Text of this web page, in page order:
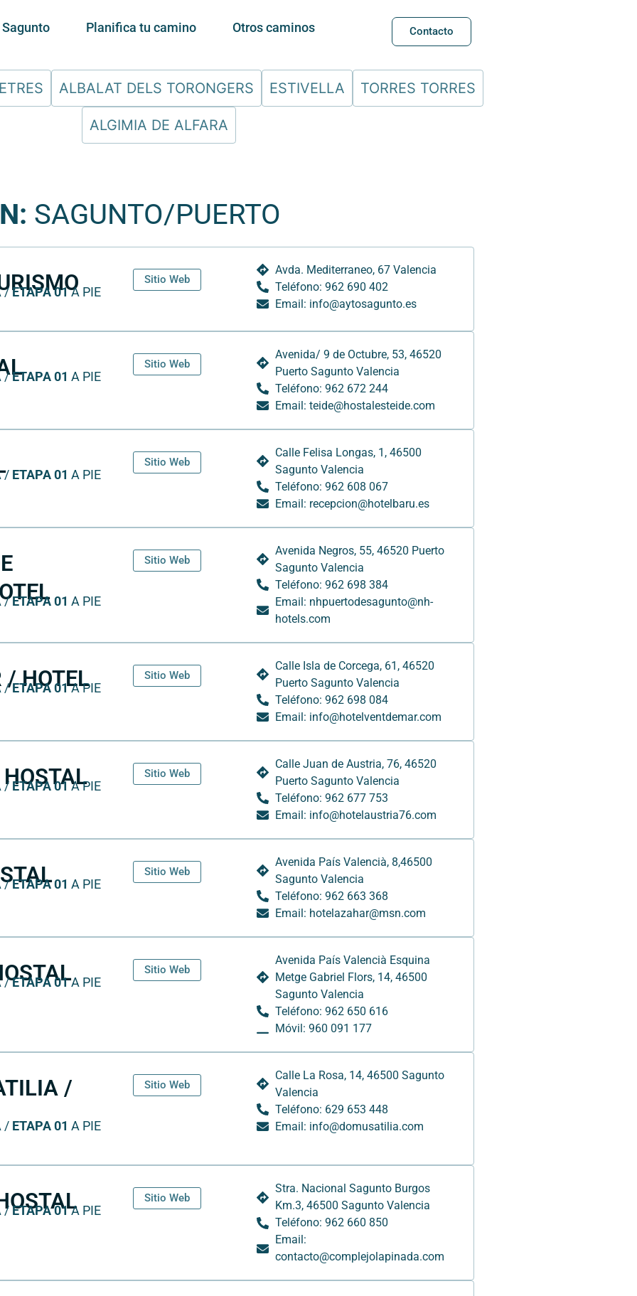
Planifica tu camino Otros caminos Contacto
ALBALAT DELS TORONGERS ESTIVELLA TORRES TORRES
ALGIMIA DE ALFARA
SAGUNTO/PUERTO
/ETAPA 01A PIE
Sitio Web
Avda. Mediterraneo, 67 Valencia
Teléfono: 962 690 402
Email: info@aytosagunto.es
/ETAPA 01 A PIE
Sitio Web
Avenida/ 9 de Octubre, 53, 46520
Puerto Sagunto Valencia
Teléfono: 962 672 244
Email: teide@hostalesteide.com
/ETAPA 01 A PIE
Sitio Web
Calle Felisa Longas, 1, 46500
Sagunto Valencia
Teléfono: 962 608 067
Email: recepcion@hotelbaru.es
/ETAPA 01 A PIE
Sitio Web
Avenida Negros, 55, 46520 Puerto
Sagunto Valencia
Teléfono: 962 698 384
Email: nhpuertodesagunto@nh-
hotels.com
Calle Isla de Corcega, 61, 46520
Puerto Sagunto Valencia
Teléfono: 962 698 084
Email: info@hotelventdemar.com
/ HOTEL
/ETAPA 01A PIE
Sitio Web
Calle Juan de Austria, 76, 46520
Puerto Sagunto Valencia
Teléfono: 962 677 753
Email: info@hotelaustria76.com
/ETAPA 01A PIE
Sitio Web
Avenida País Valencià, 8,46500
Sagunto Valencia
Teléfono: 962 663 368
Email: hotelazahar@msn.com
/ETAPA 01 A PIE
Sitio Web
Avenida País Valencià Esquina
Metge Gabriel Flors, 14, 46500
Sagunto Valencia
Teléfono: 962 650 616
Móvil: 960 091 177
/ETAPA 01A PIE
Sitio Web
Calle La Rosa, 14, 46500 Sagunto
Valencia
Teléfono: 629 653 448
Email: info@domusatilia.com
/
/ETAPA 01 A PIE
Sitio Web
Stra. Nacional Sagunto Burgos
Km.3, 46500 Sagunto Valencia
Teléfono: 962 660 850
Email:
contacto@complejolapinada.com
/ETAPA 01A PIE
Sitio Web